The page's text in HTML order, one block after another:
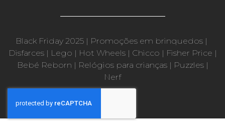
Black Friday 2025 | Promoções em brinquedos |
Disfarces| Lego | Hot Wheels| Chicco | Fisher Price |
Bebé Reborn | Relógios para crianças| Puzzles|
Nerf